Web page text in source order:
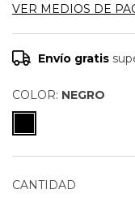
VER MEDIOS DE
Envío gratis
COLOR: NEGRO
CANTIDAD